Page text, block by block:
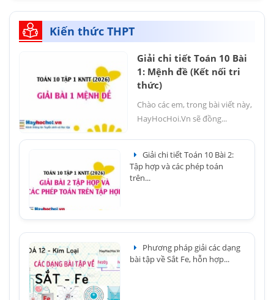
Kiến thức THPT
Giải chi tiết Toán 10 Bài
1: Mệnh đề (Kết nối tri
thức)
Chào các em, trong bài viết này,
HayHocHoi.Vn sẽ đồng...
Giải chi tiết Toán 10 Bài 2:
Tập hợp và các phép toán
trên...
Phương pháp giải các dạng
bài tập về Sắt Fe, hỗn hợp...